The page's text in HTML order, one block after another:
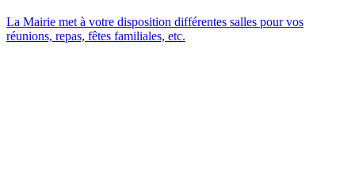
La Mairie met à votre disposition différentes salles pour vos
réunions, repas, fêtes familiales, etc.